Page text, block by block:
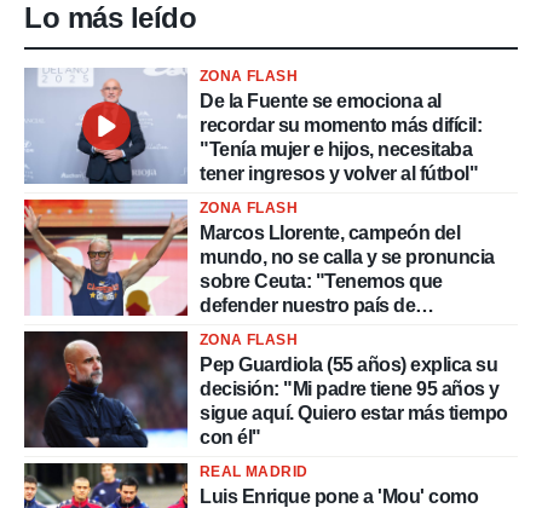
Lo más leído
ZONA FLASH
De la Fuente se emociona al
recordar su momento más difícil:
"Tenía mujer e hijos, necesitaba
tener ingresos y volver al fútbol"
ZONA FLASH
Marcos Llorente, campeón del
mundo, no se calla y se pronuncia
sobre Ceuta: "Tenemos que
defender nuestro país de
delincuentes"
ZONA FLASH
Pep Guardiola (55 años) explica su
decisión: "Mi padre tiene 95 años y
sigue aquí. Quiero estar más tiempo
con él"
REAL MADRID
Luis Enrique pone a 'Mou' como